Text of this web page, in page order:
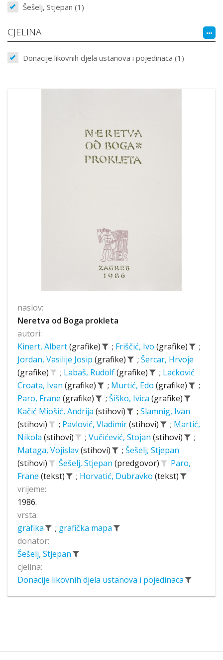
Šešelj, Stjepan (1)
CJELINA
Donacije likovnih djela ustanova i pojedinaca (1)
naslov:
Neretva od Boga prokleta
autori:
Kinert, Albert(grafike) ; Friščić, Ivo (grafike)
;
Jordan, Vasilije Josip (grafike) ; Šercar, Hrvoje
(grafike)
; Labaš, Rudolf(grafike) ; Lacković
Croata, Ivan (grafike) ; Murtić, Edo (grafike)
;
Paro, Frane (grafike) ; Šiško, Ivica (grafike)
Kačić Miošić, Andrija (stihovi) ; Slamnig, Ivan
(stihovi)
; Pavlović, Vladimir(stihovi) ; Martić,
Nikola (stihovi) ; Vučićević, Stojan (stihovi)
;
Mataga, Vojislav(stihovi) ; Šešelj, Stjepan
(stihovi)
Šešelj, Stjepan (predgovor)
Paro,
Frane (tekst) ; Horvatić, Dubravko (tekst)
vrijeme:
1986.
vrsta:
grafika
; grafička mapa
donator:
Šešelj, Stjepan
cjelina:
Donacije likovnih djela ustanova i pojedinaca